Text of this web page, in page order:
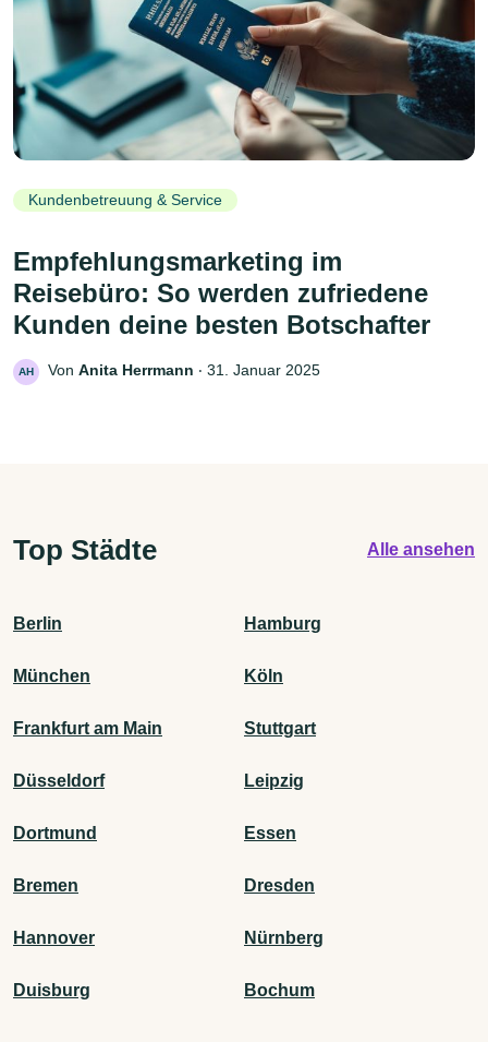
Kundenbetreuung & Service
Empfehlungsmarketing im
Reisebüro: So werden zufriedene
Kunden deine besten Botschafter
AH Von Anita Herrmann ‧ 31. Januar 2025
Top Städte Alle ansehen
Berlin Hamburg
München Köln
Frankfurt am Main Stuttgart
Düsseldorf Leipzig
Dortmund Essen
Bremen Dresden
Hannover Nürnberg
Duisburg Bochum